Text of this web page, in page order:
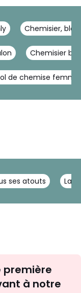
Chemisier,
Chemisier
de chemise femme
ses atouts La
première
à notre